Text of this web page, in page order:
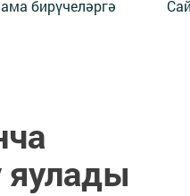
бирүчеләргә